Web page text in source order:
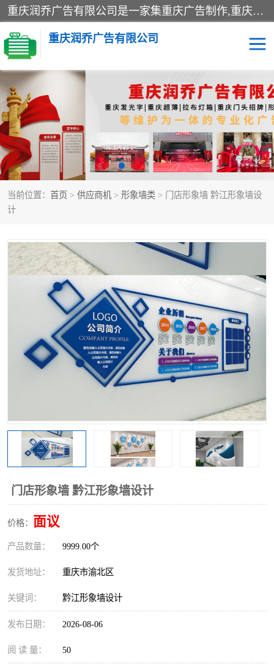
重庆润乔广告有限公司是一家集重庆广告制作,重庆标识标牌,亚克力发光字,led发光字,树脂发光字,超薄灯箱,拉布灯箱,吸塑灯箱,门头招牌,企业形象墙,写真喷绘,x展架,拉网展架,广告展架,条幅,锦旗设计,制作,施工,维护为一体的专业化广告公司.
重庆润乔广告有限公司
当前位置： 首页 > 供应商机 > 形象墙类 > 门店形象墙 黔江形象墙设
计
门店形象墙 黔江形象墙设计
价格： 面议
产品数量： 9999.00个
发货地址： 重庆市渝北区
关键词： 黔江形象墙设计
发布日期： 2026-08-06
阅 读 量： 50
招牌类 发光字类
灯箱类 形象墙类
标识标牌类 写真喷绘类
展架 条幅